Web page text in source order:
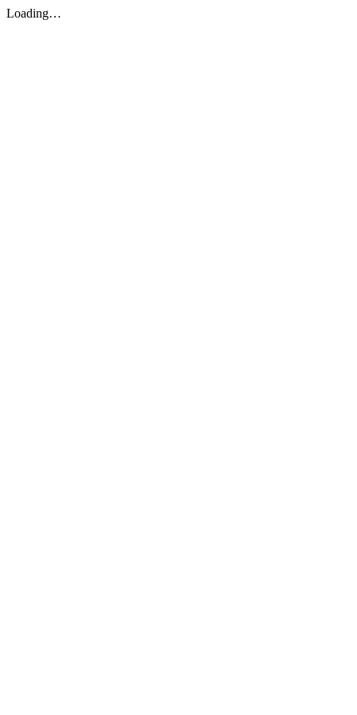
Loading…